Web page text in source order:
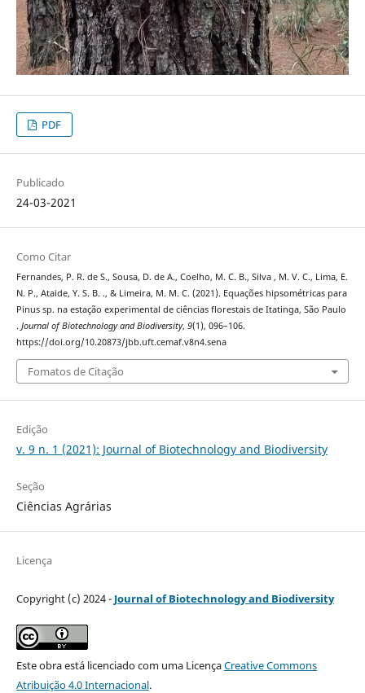
PDF
Publicado
24-03-2021
Como Citar
Fernandes, P. R. de S., Sousa, D. de A., Coelho, M. C. B., Silva , M. V. C., Lima, E.
N. P., Ataide, Y. S. B. ., & Limeira, M. M. C. (2021). Equações hipsométricas para
Pinus sp. na estação experimental de ciências florestais de Itatinga, São Paulo
. Journal of Biotechnology and Biodiversity, 9(1), 096–106.
https://doi.org/10.20873/jbb.uft.cemaf.v8n4.sena
Fomatos de Citação
Edição
v. 9 n. 1 (2021): Journal of Biotechnology and Biodiversity
Seção
Ciências Agrárias
Licença
Copyright (c) 2024 - Journal of Biotechnology and Biodiversity
Este obra está licenciado com uma LicençaCreative Commons
Atribuição 4.0 Internacional.